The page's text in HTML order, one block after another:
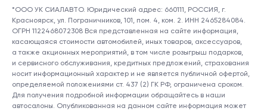
*ООО УК СИАЛАВТО. Юридический адрес: 660111, РОССИЯ, г.
Красноярск, ул. Пограничников, 101, пом. 4, ком. 2. ИНН 2465284084.
ОГРН 1122468072308 Вся представленная на сайте информация,
касающаяся стоимости автомобилей, иных товаров, аксессуаров,
а также акционных мероприятий, в том числе розыгрыш подарков,
и сервисного обслуживания, кредитных предложений, страхования
носит информационный характер и не является публичной офертой,
определяемой положениями ст. 437 (2) ГК РФ, ограничена сроком.
Для получения подробной информации обращайтесь в наши
автосалоны. Опубликованная на данном сайте информация может